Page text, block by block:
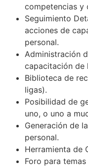
competencias y
Seguimiento
acciones de
personal.
Administración
capacitación de
Biblioteca de
ligas).
Posibilidad de
uno, o uno a
Generación de
personal.
Herramienta de
Foro para